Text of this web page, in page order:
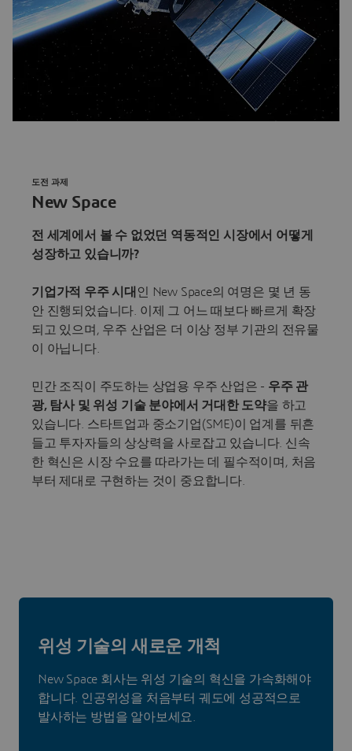
New Space
도전 과제
전 세계에서 볼 수 없었던 역동적인 시장에서 어떻게
성장하고 있습니까?
기업가적 우주 시대 인 New Space의 여명은 몇 년 동
안 진행되었습니다. 이제 그 어느 때보다 빠르게 확장
되고 있으며, 우주 산업은 더 이상 정부 기관의 전유물
이 아닙니다.
민간 조직이 주도하는 상업용 우주 산업은 - 우주 관
광, 탐사 및 위성 기술 분야에서 거대한 도약을 하고
있습니다. 스타트업과 중소기업(SME)이 업계를 뒤흔
들고 투자자들의 상상력을 사로잡고 있습니다. 신속
한 혁신은 시장 수요를 따라가는 데 필수적이며, 처음
부터 제대로 구현하는 것이 중요합니다.
위성 기술의 새로운 개척
New Space 회사는 위성 기술의 혁신을 가속화해야
합니다. 인공위성을 처음부터 궤도에 성공적으로
발사하는 방법을 알아보세요.